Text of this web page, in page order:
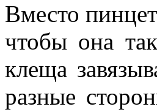
Вместо
чтобы она
клеща
разные